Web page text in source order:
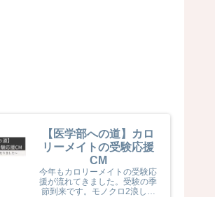
【医学部への道】カロ
リーメイトの受験応援
CM
今年もカロリーメイトの受験応
援が流れてきました。受験の季
節到来です。モノクロ2浪した